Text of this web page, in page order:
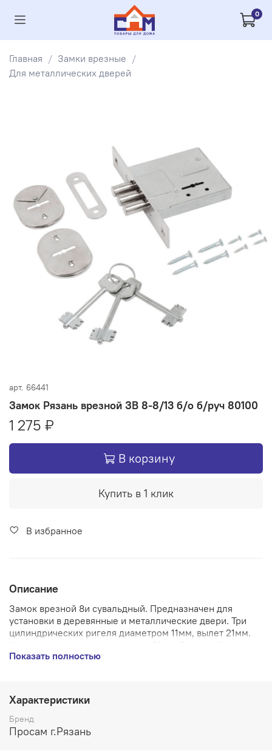
0
Главная
Замки врезные
Для металлических дверей
арт. 66441
Замок Рязань врезной ЗВ 8-8/13 б/о б/руч 80100
1 275 ₽
В корзину
Купить в 1 клик
В избранное
Описание
Замок врезной 8и сувальдный. Предназначен для
установки в деревянные и металлические двери. Три
цилиндрических ригеля диаметром 11мм, вылет 21мм.
оцинкованный корпус. Ширина торцевой планки 22мм.
высокопрочных материалов. 3 ключа.
Производитель - Просам г.Рязань
Страна производства - РОССИЯ
Показать полностью
Характеристики
Бренд
Просам г.Рязань